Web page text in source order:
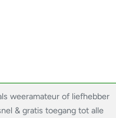
weeramateur of liefhebber
& gratis toegang tot alle